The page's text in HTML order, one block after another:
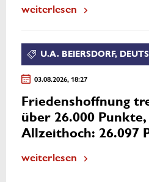
weiterlesen
U.A. BEIERSDORF,
03.08.2026, 18:27
Friedenshoffnung
über 26.000 Punkte,
Allzeithoch: 26.097
weiterlesen